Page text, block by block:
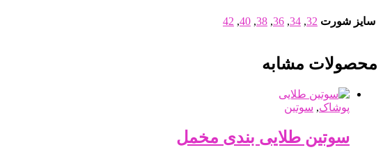
سایز شورت 32
,
34
,
36
,
38
,
40
,
42
محصولات مشابه
پوشاک, سوتین
سوتین طلایی بندی مخمل